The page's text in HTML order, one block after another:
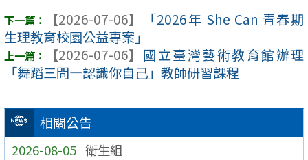
相關公告
2026-08-05 衛生組
【2026-07-06】
「2026年 She Can 青春期
生理教育校園公益專案」
【2026-07-06】 國立臺灣藝術教育館辦理
「舞蹈三問―認識你自己」教師研習課程